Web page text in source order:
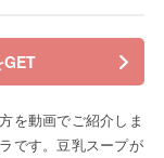
GET
を動画でご紹介しま
です。豆乳スープが